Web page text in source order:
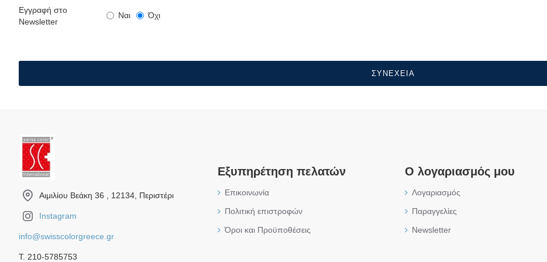
Εγγραφή στο
Newsletter
Ναι Όχι
ΣΥΝΈΧΕΙΑ
Αιμιλίου Βεάκη 36 , 12134, Περιστέρι
Instagram
info@swisscolorgreece.gr
Τ. 210-5785753
Εξυπηρέτηση πελατών
Επικοινωνία
Πολιτική επιστροφών
Όροι και Προϋποθέσεις
Ο λογαριασμός μου
Λογαριασμός
Παραγγελίες
Newsletter